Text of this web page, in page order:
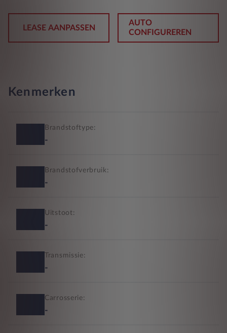
LEASE AANPASSEN
AUTO
CONFIGUREREN
Kenmerken
Brandstoftype:
-
Brandstofverbruik:
-
Uitstoot:
-
Transmissie:
-
Carrosserie:
-